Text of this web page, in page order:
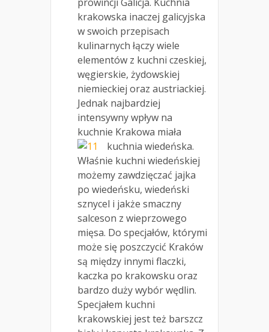
krakowska inaczej galicyjska
w swoich przepisach
kulinarnych łączy wiele
elementów z kuchni czeskiej,
węgierskie, żydowskiej
niemieckiej oraz austriackiej.
Jednak najbardziej
intensywny wpływ na
kuchnie Krakowa miała
kuchnia wiedeńska.
Właśnie kuchni wiedeńskiej
możemy zawdzięczać jajka
po wiedeńsku, wiedeński
sznycel i jakże smaczny
salceson z wieprzowego
mięsa. Do specjałów, którymi
może się poszczycić Kraków
są między innymi flaczki,
kaczka po krakowsku oraz
bardzo duży wybór wędlin.
Specjałem kuchni
krakowskiej jest też barszcz